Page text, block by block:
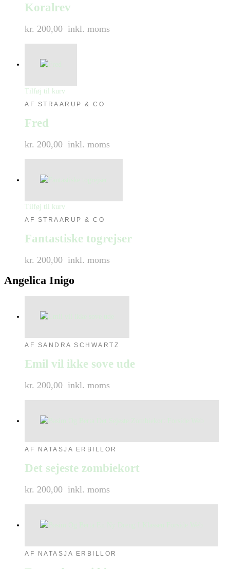
Koralrev
kr. 200,00 inkl. moms
Tilføj til kurv
AF STRAARUP & CO
Fred
kr. 200,00 inkl. moms
Tilføj til kurv
AF STRAARUP & CO
Fantastiske togrejser
kr. 200,00 inkl. moms
Angelica Inigo
AF SANDRA SCHWARTZ
Emil vil ikke sove ude
kr. 200,00 inkl. moms
AF NATASJA ERBILLOR
Det sejeste zombiekort
kr. 200,00 inkl. moms
AF NATASJA ERBILLOR